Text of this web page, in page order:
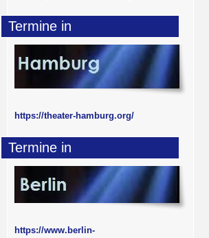
Termine in
https://theater-hamburg.org/
Termine in
https://www.berlin-